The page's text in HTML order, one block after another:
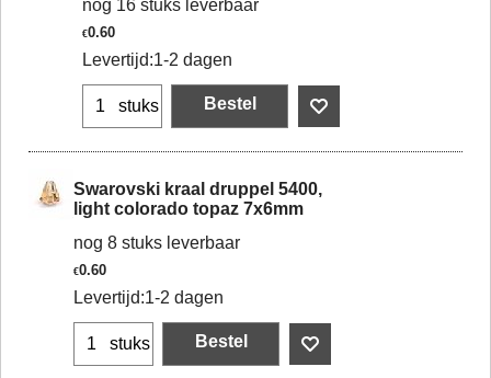
nog 16 stuks leverbaar
€0.60
Levertijd:1-2 dagen
stuks Bestel
Swarovski kraal druppel 5400,
light colorado topaz 7x6mm
nog 8 stuks leverbaar
€0.60
Levertijd:1-2 dagen
stuks Bestel